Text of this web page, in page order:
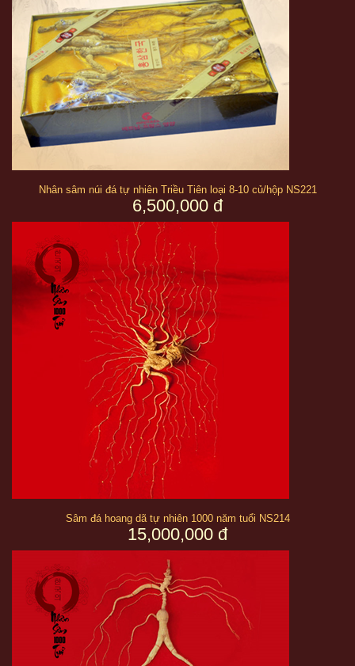
Nhân sâm núi đá tự nhiên Triều Tiên loại 8-10 củ/hộp NS221
6,500,000 đ
Sâm đá hoang dã tự nhiên 1000 năm tuổi NS214
15,000,000 đ